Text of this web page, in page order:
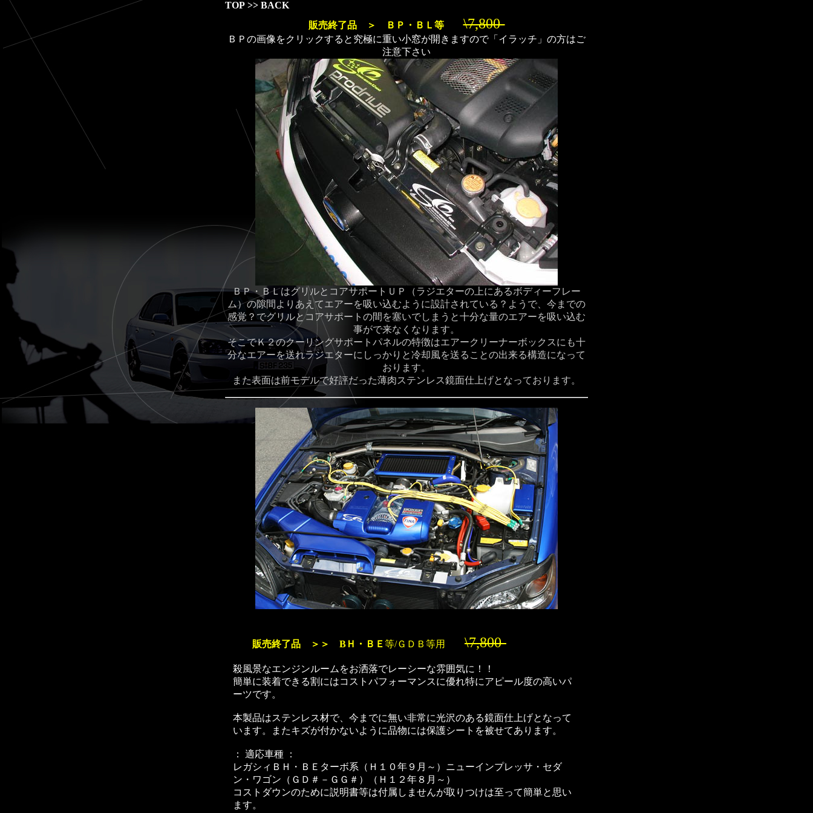
TOP >> BACK
販売終了品 ＞ ＢＰ・ＢＬ等
\7,800-
ＢＰの画像をクリックすると究極に重い小窓が開きますので「イラッチ」の方はご
注意下さい
ＢＰ・ＢＬはグリルとコアサポートＵＰ（ラジエターの上にあるボディーフレー
ム）の隙間よりあえてエアーを吸い込むように設計されている？ようで、今までの
感覚？でグリルとコアサポートの間を塞いでしまうと十分な量のエアーを吸い込む
事がで来なくなります。
そこでＫ２のクーリングサポートパネルの特徴はエアークリーナーボックスにも十
分なエアーを送れラジエターにしっかりと冷却風を送ることの出来る構造になって
おります。
また表面は前モデルで好評だった薄肉ステンレス鏡面仕上げとなっております。
販売終了品 ＞＞ BＨ・ＢＥ等/ＧＤＢ等用 \7,800-
殺風景なエンジンルームをお洒落でレーシーな雰囲気に！！
簡単に装着できる割にはコストパフォーマンスに優れ特にアピール度の高いパ
ーツです。
本製品はステンレス材で、今までに無い非常に光沢のある鏡面仕上げとなって
います。またキズが付かないように品物には保護シートを被せてあります。
： 適応車種 ：
レガシィＢＨ・ＢＥターボ系（Ｈ１０年９月～）ニューインプレッサ・セダ
ン・ワゴン（ＧＤ＃－ＧＧ＃）（Ｈ１２年８月～）
コストダウンのために説明書等は付属しませんが取りつけは至って簡単と思い
ます。